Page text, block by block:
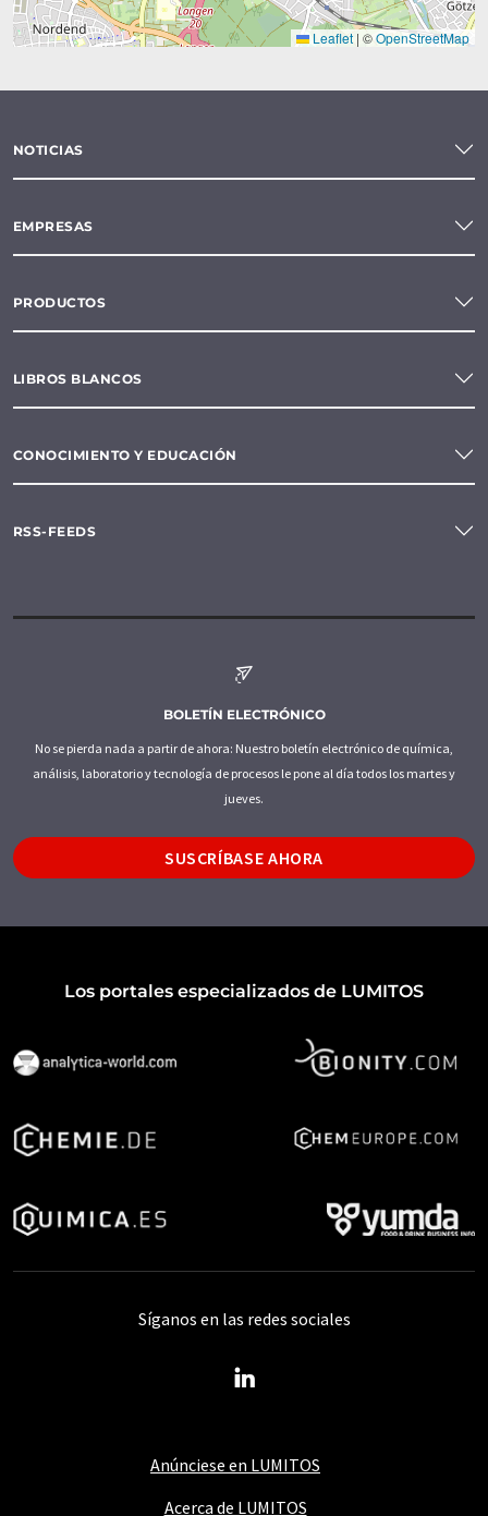
Leaflet | ©OpenStreetMap
NOTICIAS
EMPRESAS
PRODUCTOS
LIBROS BLANCOS
CONOCIMIENTO Y EDUCACIÓN
RSS-FEEDS
BOLETÍN ELECTRÓNICO
No se pierda nada a partir de ahora: Nuestro boletín electrónico de química,
análisis, laboratorio y tecnología de procesos le pone al día todos los martes y
jueves.
SUSCRÍBASE AHORA
Los portales especializados de LUMITOS
Anúnciese en LUMITOS
Acerca de LUMITOS
Síganos en las redes sociales